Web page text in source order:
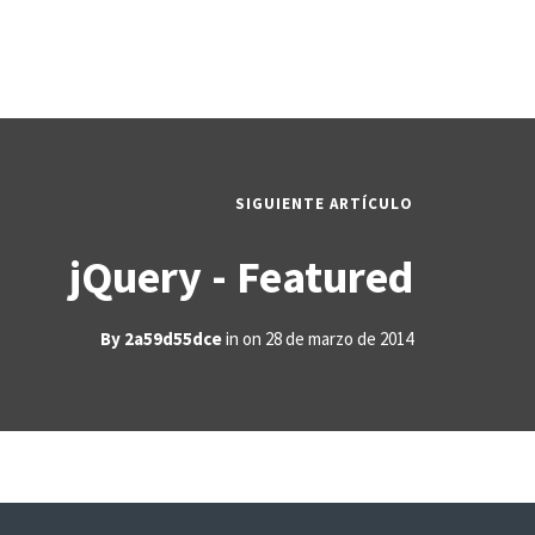
SIGUIENTE ARTÍCULO
jQuery - Featured
By 2a59d55dcein on 28 de marzo de 2014